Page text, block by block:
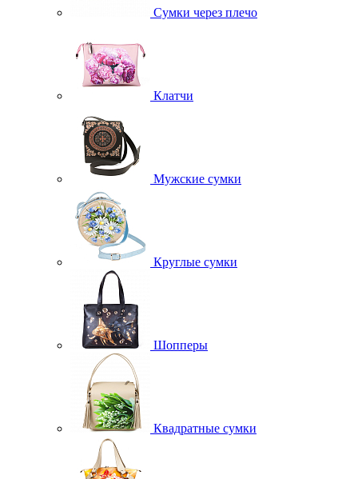
Сумки через плечо
Клатчи
Мужские сумки
Круглые сумки
Шопперы
Квадратные сумки